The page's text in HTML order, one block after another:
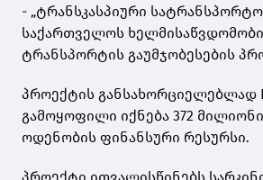
- „ტრანსკასპიური
საქართველოს
ტრანსპორტის გაუმჯობესების
პროექტის განსახორციელებლად
გამოყოფილი იქნება 372
ოდენობის ფინანსური რესურსი.